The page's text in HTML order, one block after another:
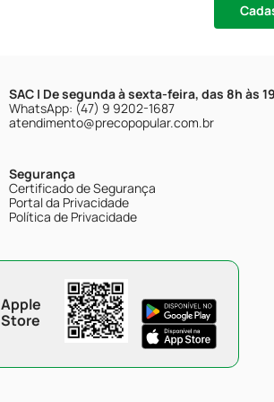
SAC | De segunda à sexta-feira, das 8h às
WhatsApp: (47) 9 9202-1687
atendimento@precopopular.com.br
Segurança
Certificado de Segurança
Portal da Privacidade
Política de Privacidade
Apple
Store